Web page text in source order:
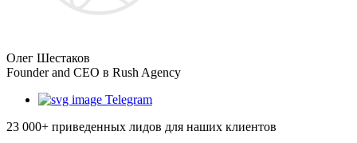
Олег Шестаков
Founder and CEO в Rush Agency
Telegram
23 000+ приведенных лидов для наших клиентов